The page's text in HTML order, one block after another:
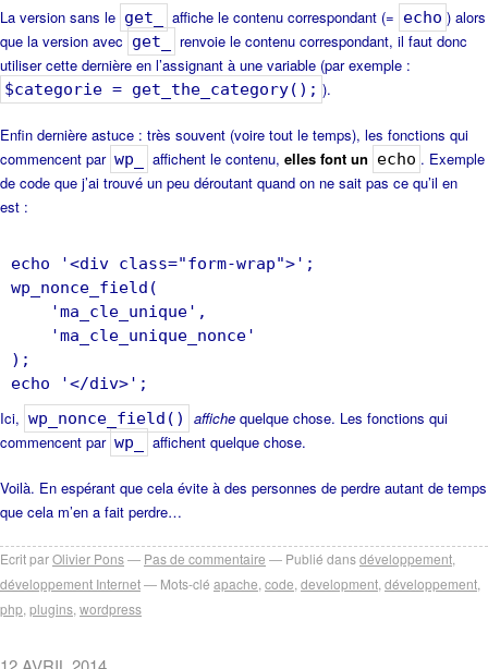
La version sans le get_ affiche le contenu correspondant (= echo ) alors
que la version avec get_
renvoie le contenu correspondant, il faut donc
utiliser cette dernière en l’assignant à une variable (par exemple :
$categorie = get_the_category(); ).
Enfin dernière astuce : très souvent (voire tout le temps), les fonctions qui
commencent par wp_ affichent le contenu, elles font un echo . Exemple
de code que j’ai trouvé un peu déroutant quand on ne sait pas ce qu’il en
est :
echo '<div class="form-wrap">';
wp_nonce_field(
'ma_cle_unique',
'ma_cle_unique_nonce'
);
Ici, wp_nonce_field() affiche quelque chose. Les fonctions qui
commencent par wp_ affichent quelque chose.
Voilà. En espérant que cela évite à des personnes de perdre autant de temps
que cela m’en a fait perdre…
Ecrit parOlivier Pons Pas de commentaire Publié dansdéveloppement
développement Internet
Mots-clé apache code development développement
php plugins wordpress